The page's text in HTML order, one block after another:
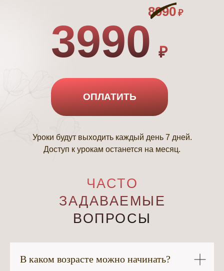
3990 ₽
₽
8990
ОПЛАТИТЬ
Уроки будут выходить каждый день 7 дней.
Доступ к урокам останется на месяц.
ЧАСТО
ЗАДАВАЕМЫЕ
ВОПРОСЫ
В каком возрасте можно начинать?